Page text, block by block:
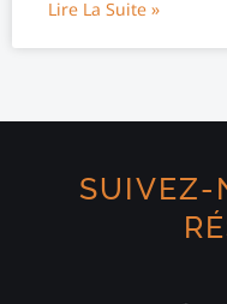
Lire La Suite »
SUIVEZ-